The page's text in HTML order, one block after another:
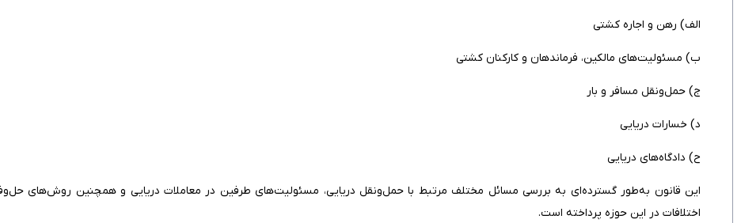
الف) رهن و اجاره کشتی
ب) مسئولیت‌های مالکین، فرماندهان و کارکنان کشتی
ج) حمل‌ونقل مسافر و بار
د) خسارات دریایی
ح) دادگاه‌های دریایی
این قانون به‌طور گسترده‌ای به بررسی مسائل مختلف مرتبط با حمل‌ونقل دریایی، مسئولیت‌های طرفین در معاملات دریایی و همچنین روش‌های
اختلافات در این حوزه پرداخته است.